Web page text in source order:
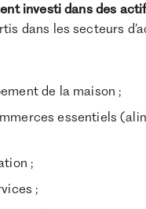
investi dans des
dans les secteurs
de la maison ;
essentiels
;
;